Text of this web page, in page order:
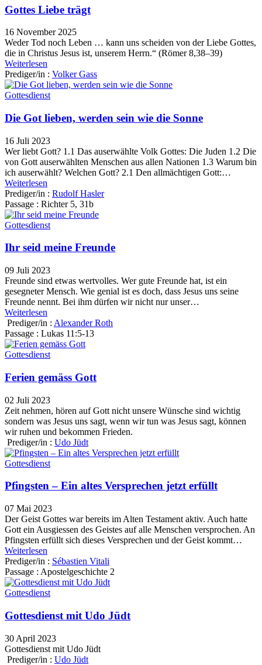
Gottes Liebe trägt
16 November 2025
Weder Tod noch Leben … kann uns scheiden von der Liebe Gottes,
die in Christus Jesus ist, unserem Herrn.“ (Römer 8,38–39)
Weiterlesen
Prediger/in : Volker Gass
Gottesdienst
Die Got lieben, werden sein wie die Sonne
16 Juli 2023
Wer liebt Gott? 1.1 Das auserwählte Volk Gottes: Die Juden 1.2 Die
von Gott auserwählten Menschen aus allen Nationen 1.3 Warum bin
ich auserwählt? Welchen Gott? 2.1 Den allmächtigen Gott:…
Weiterlesen
Prediger/in : Rudolf Hasler
Passage : Richter 5, 31b
Gottesdienst
Ihr seid meine Freunde
09 Juli 2023
Freunde sind etwas wertvolles. Wer gute Freunde hat, ist ein
gesegneter Mensch. Wie genial ist es doch, dass Jesus uns seine
Freunde nennt. Bei ihm dürfen wir nicht nur unser…
Weiterlesen
Prediger/in : Alexander Roth
Passage : Lukas 11:5-13
Gottesdienst
Ferien gemäss Gott
02 Juli 2023
Zeit nehmen, hören auf Gott nicht unsere Wünsche sind wichtig
sondern was Jesus uns sagt, wenn wir tun was Jesus sagt, können
wir ruhen und bekommen Frieden.
Prediger/in : Udo Jüdt
Gottesdienst
Pfingsten – Ein altes Versprechen jetzt erfüllt
07 Mai 2023
Der Geist Gottes war bereits im Alten Testament aktiv. Auch hatte
Gott ein Ausgiessen des Geistes auf alle Menschen versprochen. An
Pfingsten erfüllt sich dieses Versprechen und der Geist kommt…
Weiterlesen
Prediger/in : Sébastien Vitali
Passage : Apostelgeschichte 2
Gottesdienst
Gottesdienst mit Udo Jüdt
30 April 2023
Gottesdienst mit Udo Jüdt
Prediger/in : Udo Jüdt